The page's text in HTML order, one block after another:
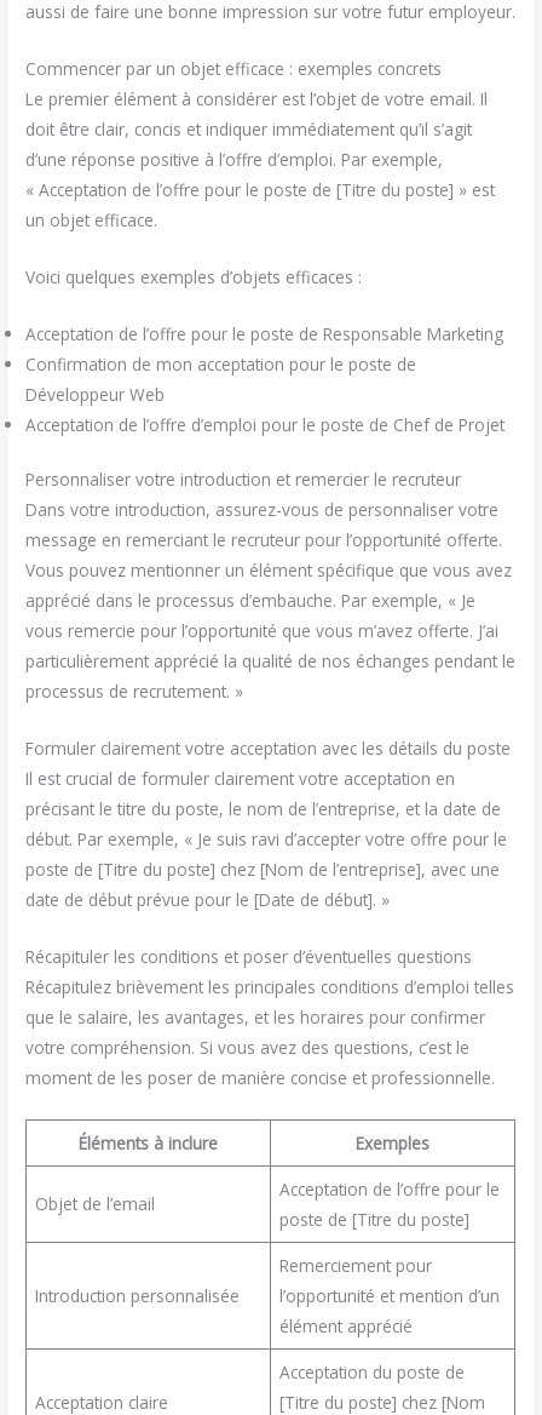
aussi de faire une bonne impression sur votre futur employeur.
Commencer par un objet efficace : exemples concrets
Le premier élément à considérer est l’objet de votre email. Il
doit être clair, concis et indiquer immédiatement qu’il s’agit
d’une réponse positive à l’offre d’emploi. Par exemple,
« Acceptation de l’offre pour le poste de [Titre du poste] » est
un objet efficace.
Voici quelques exemples d’objets efficaces :
Acceptation de l’offre pour le poste de Responsable Marketing
Confirmation de mon acceptation pour le poste de
Développeur Web
Acceptation de l’offre d’emploi pour le poste de Chef de Projet
Personnaliser votre introduction et remercier le recruteur
Dans votre introduction, assurez-vous de personnaliser votre
message en remerciant le recruteur pour l’opportunité offerte.
Vous pouvez mentionner un élément spécifique que vous avez
apprécié dans le processus d’embauche. Par exemple, « Je
vous remercie pour l’opportunité que vous m’avez offerte. J’ai
particulièrement apprécié la qualité de nos échanges pendant le
processus de recrutement. »
Formuler clairement votre acceptation avec les détails du poste
Il est crucial de formuler clairement votre acceptation en
précisant le titre du poste, le nom de l’entreprise, et la date de
début. Par exemple, « Je suis ravi d’accepter votre offre pour le
poste de [Titre du poste] chez [Nom de l’entreprise], avec une
date de début prévue pour le [Date de début]. »
Récapituler les conditions et poser d’éventuelles questions
Récapitulez brièvement les principales conditions d’emploi telles
que le salaire, les avantages, et les horaires pour confirmer
votre compréhension. Si vous avez des questions, c’est le
moment de les poser de manière concise et professionnelle.
Éléments à inclure Exemples
Objet de l’email
Acceptation de l’offre pour le
poste de [Titre du poste]
Introduction personnalisée
Remerciement pour
l’opportunité et mention d’un
élément apprécié
Acceptation claire
Acceptation du poste de
[Titre du poste] chez [Nom